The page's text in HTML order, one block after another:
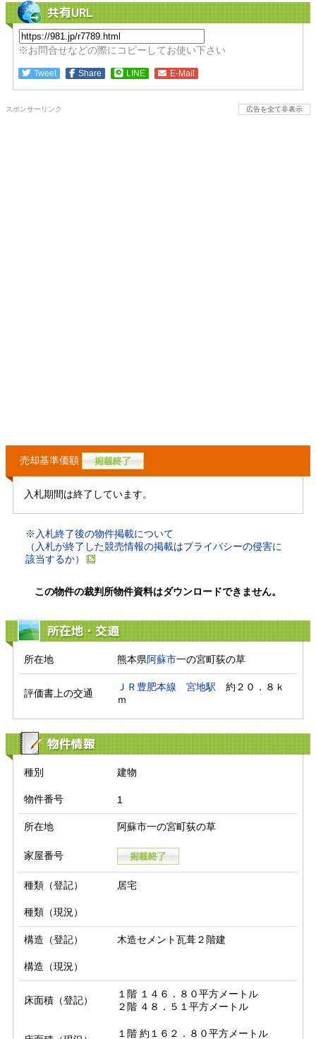
共有URL
※お問合せなどの際にコピーしてお使い下さい
Tweet Share LINE E-Mail
スポンサーリンク 広告を全て非表示
売却基準価額
入札期間は終了しています。
※入札終了後の物件掲載について
（入札が終了した競売情報の掲載はプライバシーの侵害に
該当するか）
この物件の裁判所物件資料はダウンロードできません。
所在地・交通
所在地 熊本県阿蘇市一の宮町荻の草
評価書上の交通
ＪＲ豊肥本線 宮地駅 約２０．８ｋ
ｍ
物件情報
種別 建物
物件番号 1
所在地 阿蘇市一の宮町荻の草
家屋番号
種類（登記） 居宅
種類（現況）
構造（登記） 木造セメント瓦葺２階建
構造（現況）
床面積（登記）
１階 １４６．８０平方メートル
２階 ４８．５１平方メートル
１階 約１６２．８０平方メートル